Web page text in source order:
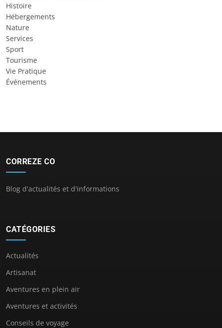
Histoire
Hébergements
Nature
Services
Sport
Tourisme
Vie Pratique
Événements
CORREZE CO
Blog d'actualités et d'informations
CATÉGORIES
Actualités
Artisanat
Aventures en plein air
Aventures et activités
Conseils de voyage